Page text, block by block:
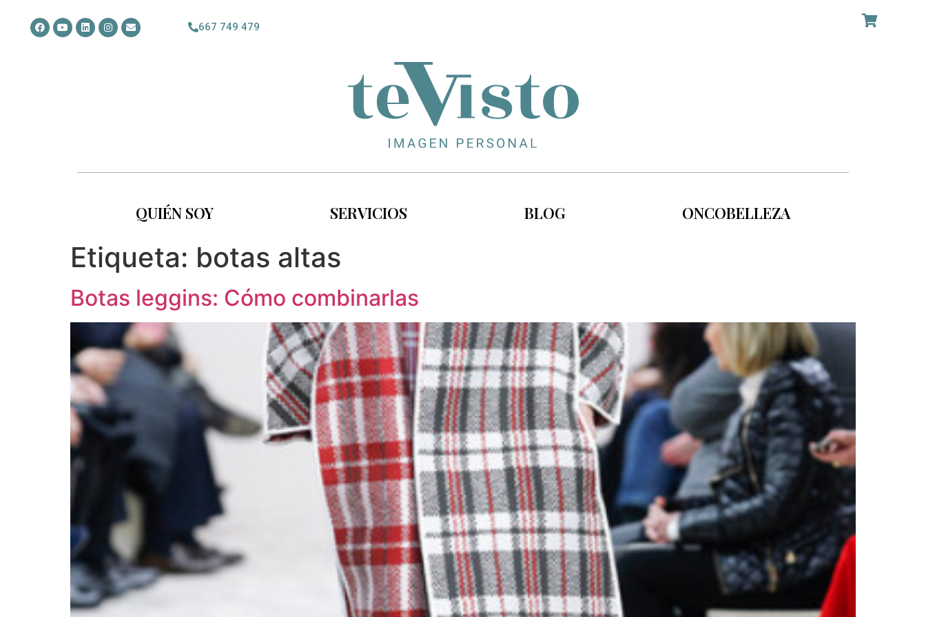
667 749 479
QUIÉN SOY SERVICIOS BLOG ONCOBELLEZA
Etiqueta: botas altas
Botas leggins: Cómo combinarlas